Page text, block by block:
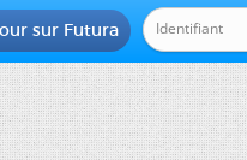
sur Futura